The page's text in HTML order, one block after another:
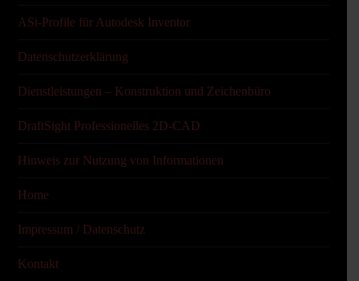
ASi-Profile für Autodesk Inventor
Datenschutzerklärung
Dienstleistungen – Konstruktion und Zeichenbüro
DraftSight Professionelles 2D-CAD
Hinweis zur Nutzung von Informationen
Home
Impressum / Datenschutz
Kontakt